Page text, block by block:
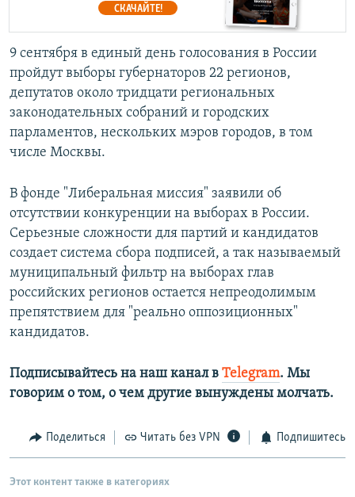
СКАЧАЙТЕ!
9 сентября в единый день голосования в России
пройдут выборы губернаторов 22 регионов,
депутатов около тридцати региональных
законодательных собраний и городских
парламентов, нескольких мэров городов, в том
числе Москвы.
В фонде "Либеральная миссия" заявили об
отсутствии конкуренции на выборах в России.
Серьезные сложности для партий и кандидатов
создает система сбора подписей, а так называемый
муниципальный фильтр на выборах глав
российских регионов остается непреодолимым
препятствием для "реально оппозиционных"
кандидатов.
Подписывайтесь на наш канал в Telegram. Мы
говорим о том, о чем другие вынуждены молчать.
Поделиться Читать без VPN Подпишитесь
Этот контент также в категориях